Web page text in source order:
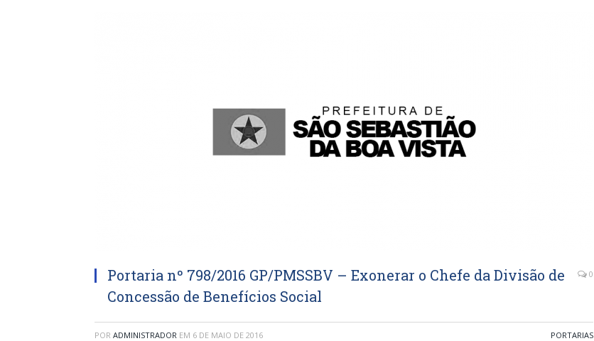
Portaria nº 798/2016 GP/PMSSBV – Exonerar o Chefe da Divisão de
Concessão de Benefícios Social
0
POR ADMINISTRADOR EM 6 DE MAIO DE 2016 PORTARIAS